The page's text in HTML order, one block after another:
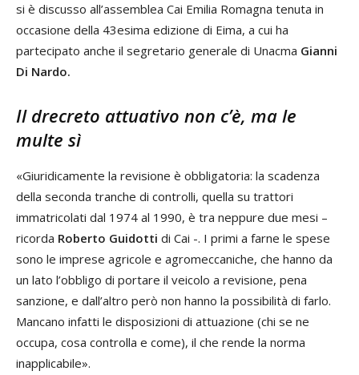
si è discusso all’assemblea Cai Emilia Romagna tenuta in
occasione della 43esima edizione di Eima, a cui ha
partecipato anche il segretario generale di Unacma Gianni
Di Nardo.
Il drecreto attuativo non c’è, ma le
multe sì
«Giuridicamente la revisione è obbligatoria: la scadenza
della seconda tranche di controlli, quella su trattori
immatricolati dal 1974 al 1990, è tra neppure due mesi –
ricorda Roberto Guidotti di Cai -. I primi a farne le spese
sono le imprese agricole e agromeccaniche, che hanno da
un lato l’obbligo di portare il veicolo a revisione, pena
sanzione, e dall’altro però non hanno la possibilità di farlo.
Mancano infatti le disposizioni di attuazione (chi se ne
occupa, cosa controlla e come), il che rende la norma
inapplicabile».